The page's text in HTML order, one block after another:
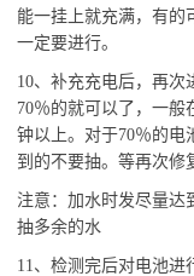
能一挂上就充满，有的
一定要进行。
10、补充充电后，再次
70％的就可以了，一般
钟以上。对于70％的电
到的不要抽。等再次修
注意：加水时发尽量达
抽多余的水
11、检测完后对电池进